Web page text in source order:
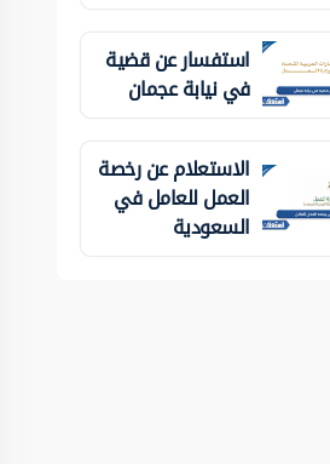
استفسار عن قضية
في نيابة عجمان
الاستعلام عن رخصة
العمل للعامل في
السعودية